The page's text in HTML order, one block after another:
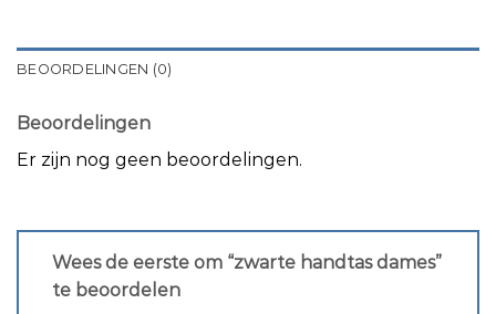
BEOORDELINGEN (0)
Beoordelingen
Er zijn nog geen beoordelingen.
Wees de eerste om “zwarte handtas dames”
te beoordelen